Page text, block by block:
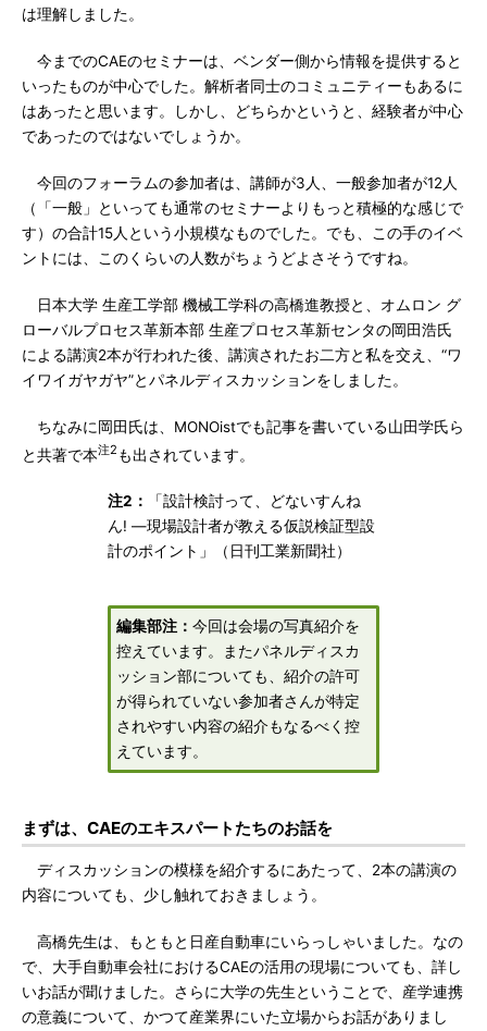
は理解しました。
今までのCAEのセミナーは、ベンダー側から情報を提供すると
いったものが中心でした。解析者同士のコミュニティーもあるに
はあったと思います。しかし、どちらかというと、経験者が中心
であったのではないでしょうか。
今回のフォーラムの参加者は、講師が3人、一般参加者が12人
（「一般」といっても通常のセミナーよりもっと積極的な感じで
す）の合計15人という小規模なものでした。でも、この手のイベ
ントには、このくらいの人数がちょうどよさそうですね。
日本大学 生産工学部 機械工学科の高橋進教授と、オムロン グ
ローバルプロセス革新本部 生産プロセス革新センタの岡田浩氏
による講演2本が行われた後、講演されたお二方と私を交え、“ワ
イワイガヤガヤ”とパネルディスカッションをしました。
ちなみに岡田氏は、MONOistでも記事を書いている山田学氏ら
と共著で本注2 も出されています。
注2：
「設計検討って、どないすんね
ん! ―現場設計者が教える仮説検証型設
計のポイント」（日刊工業新聞社）
編集部注： 今回は会場の写真紹介を
控えています。またパネルディスカ
ッション部についても、紹介の許可
が得られていない参加者さんが特定
されやすい内容の紹介もなるべく控
えています。
まずは、CAEのエキスパートたちのお話を
ディスカッションの模様を紹介するにあたって、2本の講演の
内容についても、少し触れておきましょう。
高橋先生は、もともと日産自動車にいらっしゃいました。なの
で、大手自動車会社におけるCAEの活用の現場についても、詳し
いお話が聞けました。さらに大学の先生ということで、産学連携
の意義について、かつて産業界にいた立場からお話がありまし